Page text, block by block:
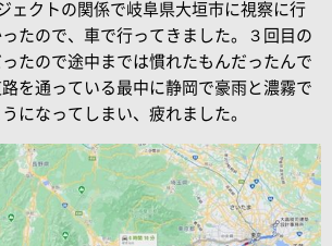
ェクトの関係で岐阜県大垣市に視察に行
たので、車で行ってきました。３回目の
たので途中までは慣れたもんだったんで
を通っている最中に静岡で豪雨と濃霧で
になってしまい、疲れました。